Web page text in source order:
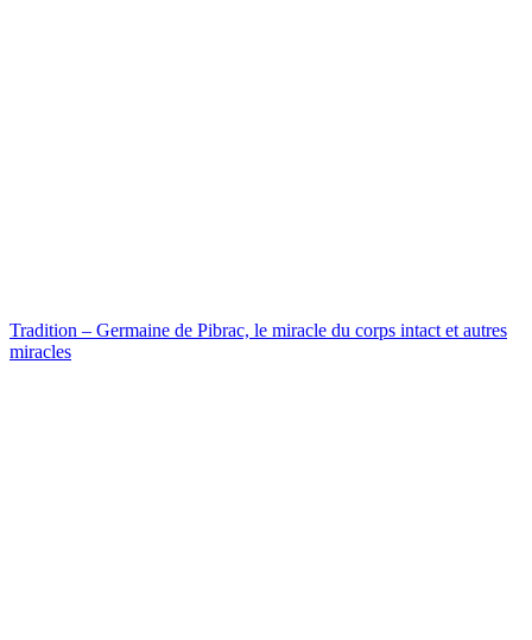
Tradition – Germaine de Pibrac, le miracle du corps intact et autres
miracles